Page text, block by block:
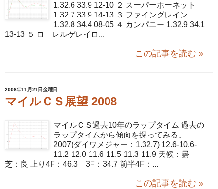
1.32.6 33.9 12-10 ２ スーパーホーネット
1.32.7 33.9 14-13 ３ ファイングレイン
1.32.8 34.4 08-05 ４ カンパニー 1.32.9 34.1
13-13 ５ ローレルゲレイロ...
この記事を読む »
2008年11月21日金曜日
マイルＣＳ展望 2008
マイルＣＳ過去10年のラップタイム 過去の
ラップタイムから傾向を探ってみる。
2007(ダイワメジャー：1.32.7) 12.6-10.6-
11.2-12.0-11.6-11.5-11.3-11.9 天候：曇
芝：良 上り4F：46.3 3F：34.7 前半4F：...
この記事を読む »